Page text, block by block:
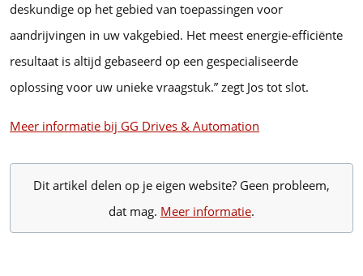
deskundige op het gebied van toepassingen voor
aandrijvingen in uw vakgebied. Het meest energie-efficiënte
resultaat is altijd gebaseerd op een gespecialiseerde
oplossing voor uw unieke vraagstuk.” zegt Jos tot slot.
Meer informatie bij GG Drives & Automation
Dit artikel delen op je eigen website? Geen probleem,
dat mag. Meer informatie.